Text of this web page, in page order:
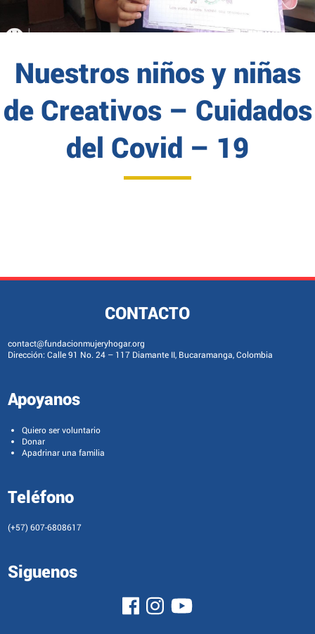
Nuestros niños y niñas
de Creativos – Cuidados
del Covid – 19
CONTACTO
contact@fundacionmujeryhogar.org
Dirección: Calle 91 No. 24 – 117 Diamante II, Bucaramanga, Colombia
Apoyanos
Quiero ser voluntario
Donar
Apadrinar una familia
Teléfono
(+57) 607-6808617
Siguenos